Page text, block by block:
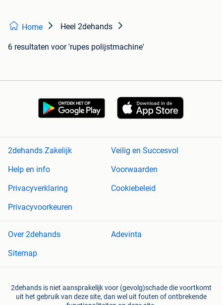
Home Heel 2dehands
6 resultaten voor 'rupes polijstmachine'
2dehands Zakelijk
Veilig en Succesvol
Help en info
Voorwaarden
Privacyverklaring
Cookiebeleid
Privacyvoorkeuren
Over 2dehands
Adevinta
Sitemap
2dehands is niet aansprakelijk voor (gevolg)schade die voortkomt
uit het gebruik van deze site, dan wel uit fouten of ontbrekende